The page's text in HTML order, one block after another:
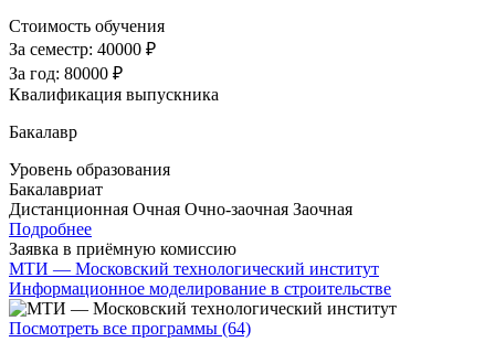
Стоимость обучения
За семестр: 40000 ₽
За год: 80000 ₽
Квалификация выпускника
Бакалавр
Уровень образования
Бакалавриат
Дистанционная Очная Очно-заочная Заочная
Подробнее
Заявка в приёмную комиссию
МТИ — Московский технологический институт
Информационное моделирование в строительстве
Посмотреть все программы (64)